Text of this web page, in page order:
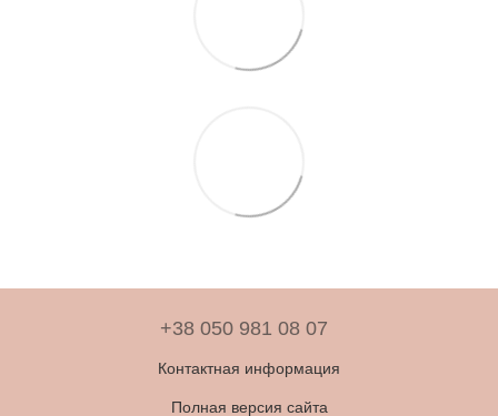
+38 050 981 08 07
Контактная информация
Полная версия сайта